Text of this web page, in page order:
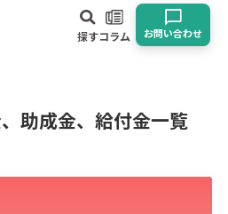
探すコラム お問い合わせ
助成金、給付金一覧